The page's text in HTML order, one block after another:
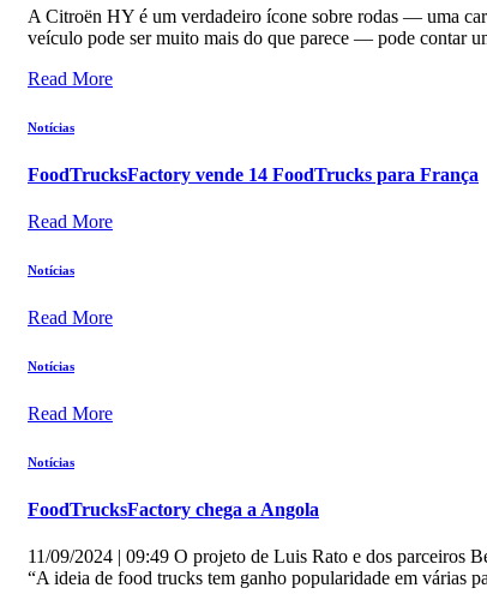
A Citroën HY é um verdadeiro ícone sobre rodas — uma
veículo pode ser muito mais do que parece — pode contar
Read More
Notícias
FoodTrucksFactory vende 14 FoodTrucks para França
Read More
Notícias
Read More
Notícias
Read More
Notícias
FoodTrucksFactory chega a Angola
11/09/2024 | 09:49 O projeto de Luis Rato e dos parceiros
“A ideia de food trucks tem ganho popularidade em várias